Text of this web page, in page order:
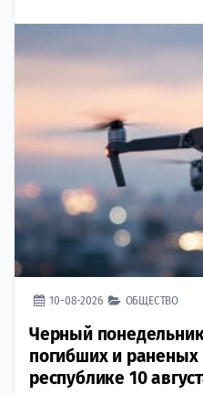
10-08-2026 ОБЩЕСТВО
Черный
погибших и
республике 10